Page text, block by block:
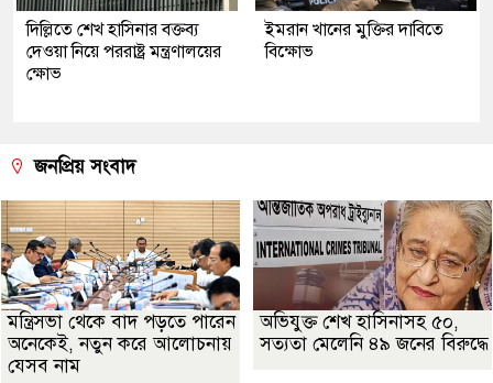
দিল্লিতে শেখ হাসিনার বক্তব্য
দেওয়া নিয়ে পররাষ্ট্র মন্ত্রণালয়ের
ক্ষোভ
ইমরান খানের মুক্তির দাবিতে
বিক্ষোভ
জনপ্রিয় সংবাদ
মন্ত্রিসভা থেকে বাদ পড়তে পারেন
অনেকেই, নতুন করে আলোচনায়
যেসব নাম
অভিযুক্ত শেখ হাসিনাসহ ৫০,
সত্যতা মেলেনি ৪৯ জনের বিরুদ্ধে